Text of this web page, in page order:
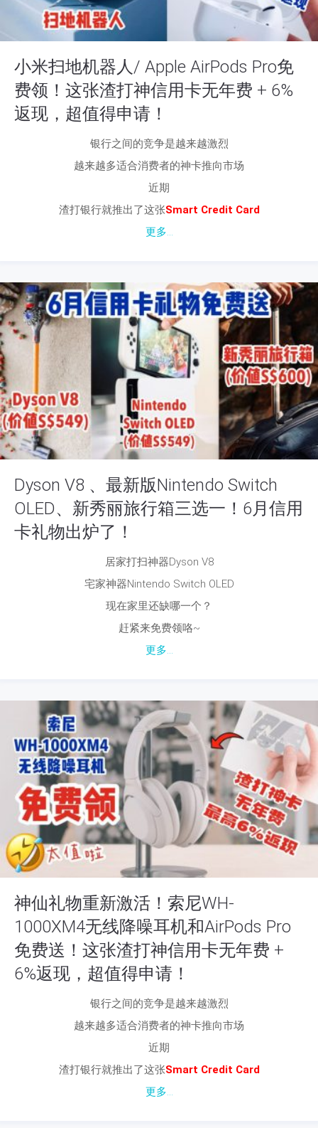
小米扫地机器人/ Apple AirPods Pro免
费领！这张渣打神信用卡无年费 + 6%
返现，超值得申请！
银行之间的竞争是越来越激烈
越来越多适合消费者的神卡推向市场
近期
渣打银行就推出了这张Smart Credit Card
更多...
Dyson V8 、最新版Nintendo Switch
OLED、新秀丽旅行箱三选一！6月信用
卡礼物出炉了！
居家打扫神器Dyson V8
宅家神器Nintendo Switch OLED
现在家里还缺哪一个？
赶紧来免费领咯~
更多...
神仙礼物重新激活！索尼WH-
1000XM4无线降噪耳机和AirPods Pro
免费送！这张渣打神信用卡无年费 +
6%返现，超值得申请！
银行之间的竞争是越来越激烈
越来越多适合消费者的神卡推向市场
近期
渣打银行就推出了这张Smart Credit Card
更多...